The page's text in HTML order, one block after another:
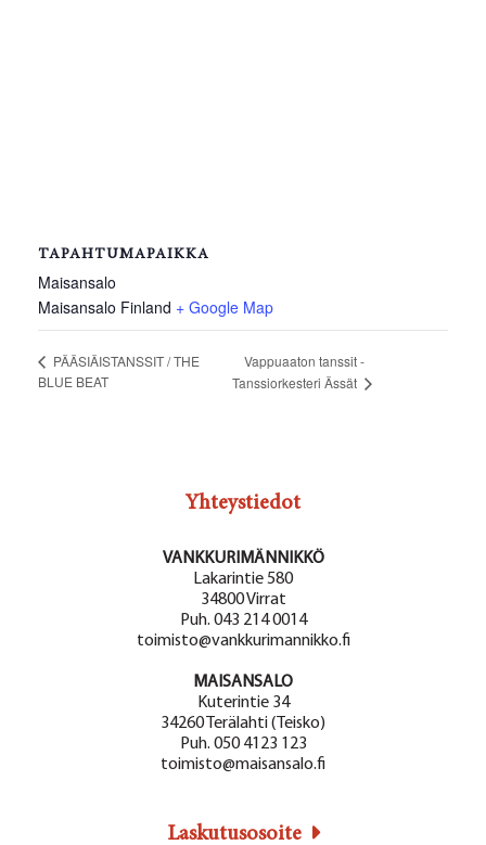
TAPAHTUMAPAIKKA
Maisansalo
Maisansalo Finland + Google Map
PÄÄSIÄISTANSSIT / THE
BLUE BEAT
Vappuaaton tanssit -
Tanssiorkesteri Ässät
Yhteystiedot
VANKKURIMÄNNIKKÖ
Lakarintie 580
34800 Virrat
Puh. 043 214 0014
toimisto@vankkurimannikko.fi
MAISANSALO
Kuterintie 34
34260 Terälahti (Teisko)
Puh. 050 4123 123
toimisto@maisansalo.fi
Laskutusosoite